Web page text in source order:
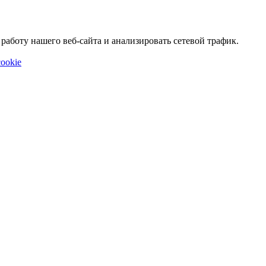
нашего веб-сайта и анализировать сетевой трафик.